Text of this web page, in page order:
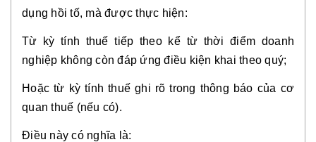
dụng hồi tố, mà được thực hiện:
Từ kỳ tính thuế tiếp theo kể từ thời điểm doanh
nghiệp không còn đáp ứng điều kiện khai theo quý;
Hoặc từ kỳ tính thuế ghi rõ trong thông báo của cơ
quan thuế (nếu có).
Điều này có nghĩa là: